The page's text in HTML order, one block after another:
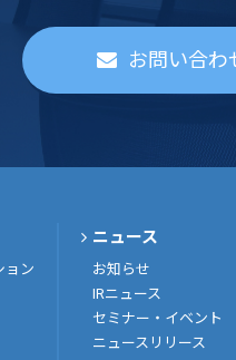
お問い合わ
ョン
ニュース
お知らせ
IRニュース
セミナー・イベント
ニュースリリース